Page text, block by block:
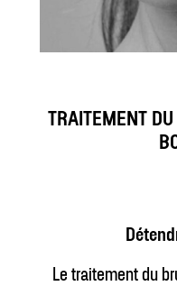
TRAITEMENT
Le traitement du